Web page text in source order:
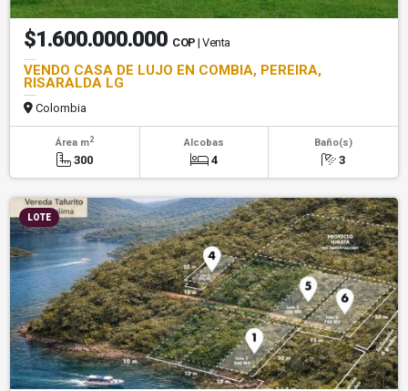
$1.600.000.000 COP | Venta
VENDO CASA DE LUJO EN COMBIA, PEREIRA,
RISARALDA LG
Colombia
Área m2
300
Alcobas
4
Baño(s)
3
LOTE